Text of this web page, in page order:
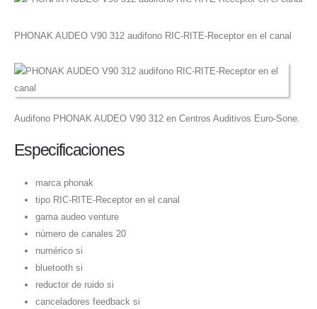
PHONAK AUDEO V90 312 audifono RIC-RITE-Receptor en el canal
Audifono PHONAK AUDEO V90 312 en Centros Auditivos Euro-Sone.
Especificaciones
marca phonak
tipo RIC-RITE-Receptor en el canal
gama audeo venture
número de canales 20
numérico si
bluetooth si
reductor de ruido si
canceladores feedback si